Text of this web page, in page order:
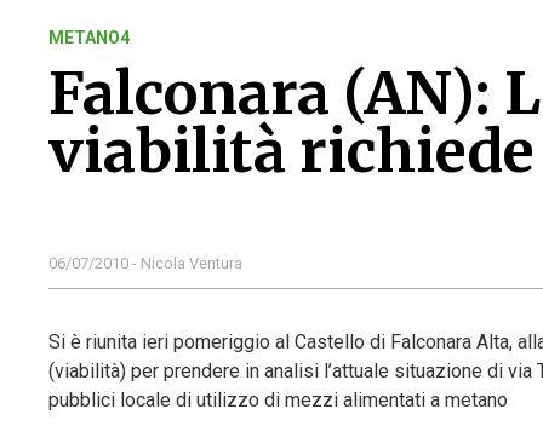
METANO4
Falconara (AN):
viabilità richiede
06/07/2010 - Nicola Ventura
Si è riunita ieri pomeriggio al Castello di Falconara Alta,
(viabilità) per prendere in analisi l’attuale situazione di
pubblici locale di utilizzo di mezzi alimentati a metano